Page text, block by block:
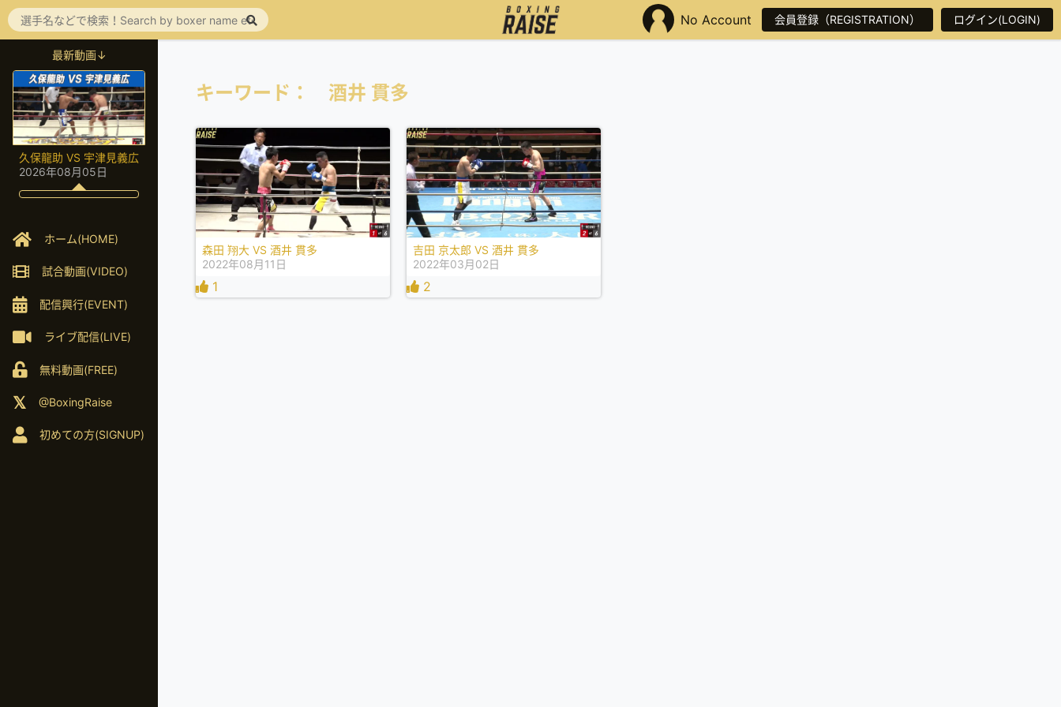
No Account 会員登録（REGISTRATION） ログイン(LOGIN)
最新動画↓
久保龍助 VS 宇津見義広
2026年08月05日
ホーム(HOME)
試合動画(VIDEO)
配信興行(EVENT)
ライブ配信(LIVE)
無料動画(FREE)
@BoxingRaise
初めての方(SIGNUP)
キーワード： 酒井 貫多
森田 翔大 VS 酒井 貫多
2022年08月11日
1
吉田 京太郎 VS 酒井 貫多
2022年03月02日
2